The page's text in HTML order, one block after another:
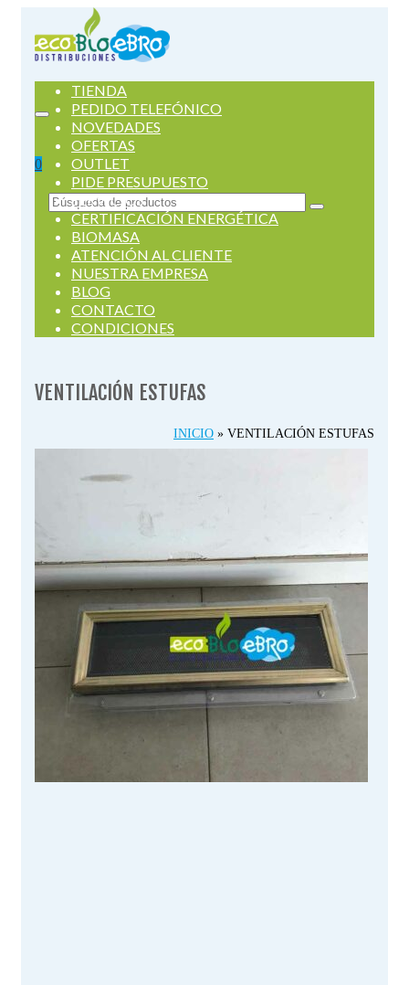
0
Buscar
por:
TIENDA
PEDIDO TELEFÓNICO
NOVEDADES
OFERTAS
OUTLET
PIDE PRESUPUESTO
SERVICIOS
CERTIFICACIÓN ENERGÉTICA
BIOMASA
ATENCIÓN AL CLIENTE
NUESTRA EMPRESA
BLOG
CONTACTO
CONDICIONES
VENTILACIÓN ESTUFAS
INICIO » VENTILACIÓN ESTUFAS